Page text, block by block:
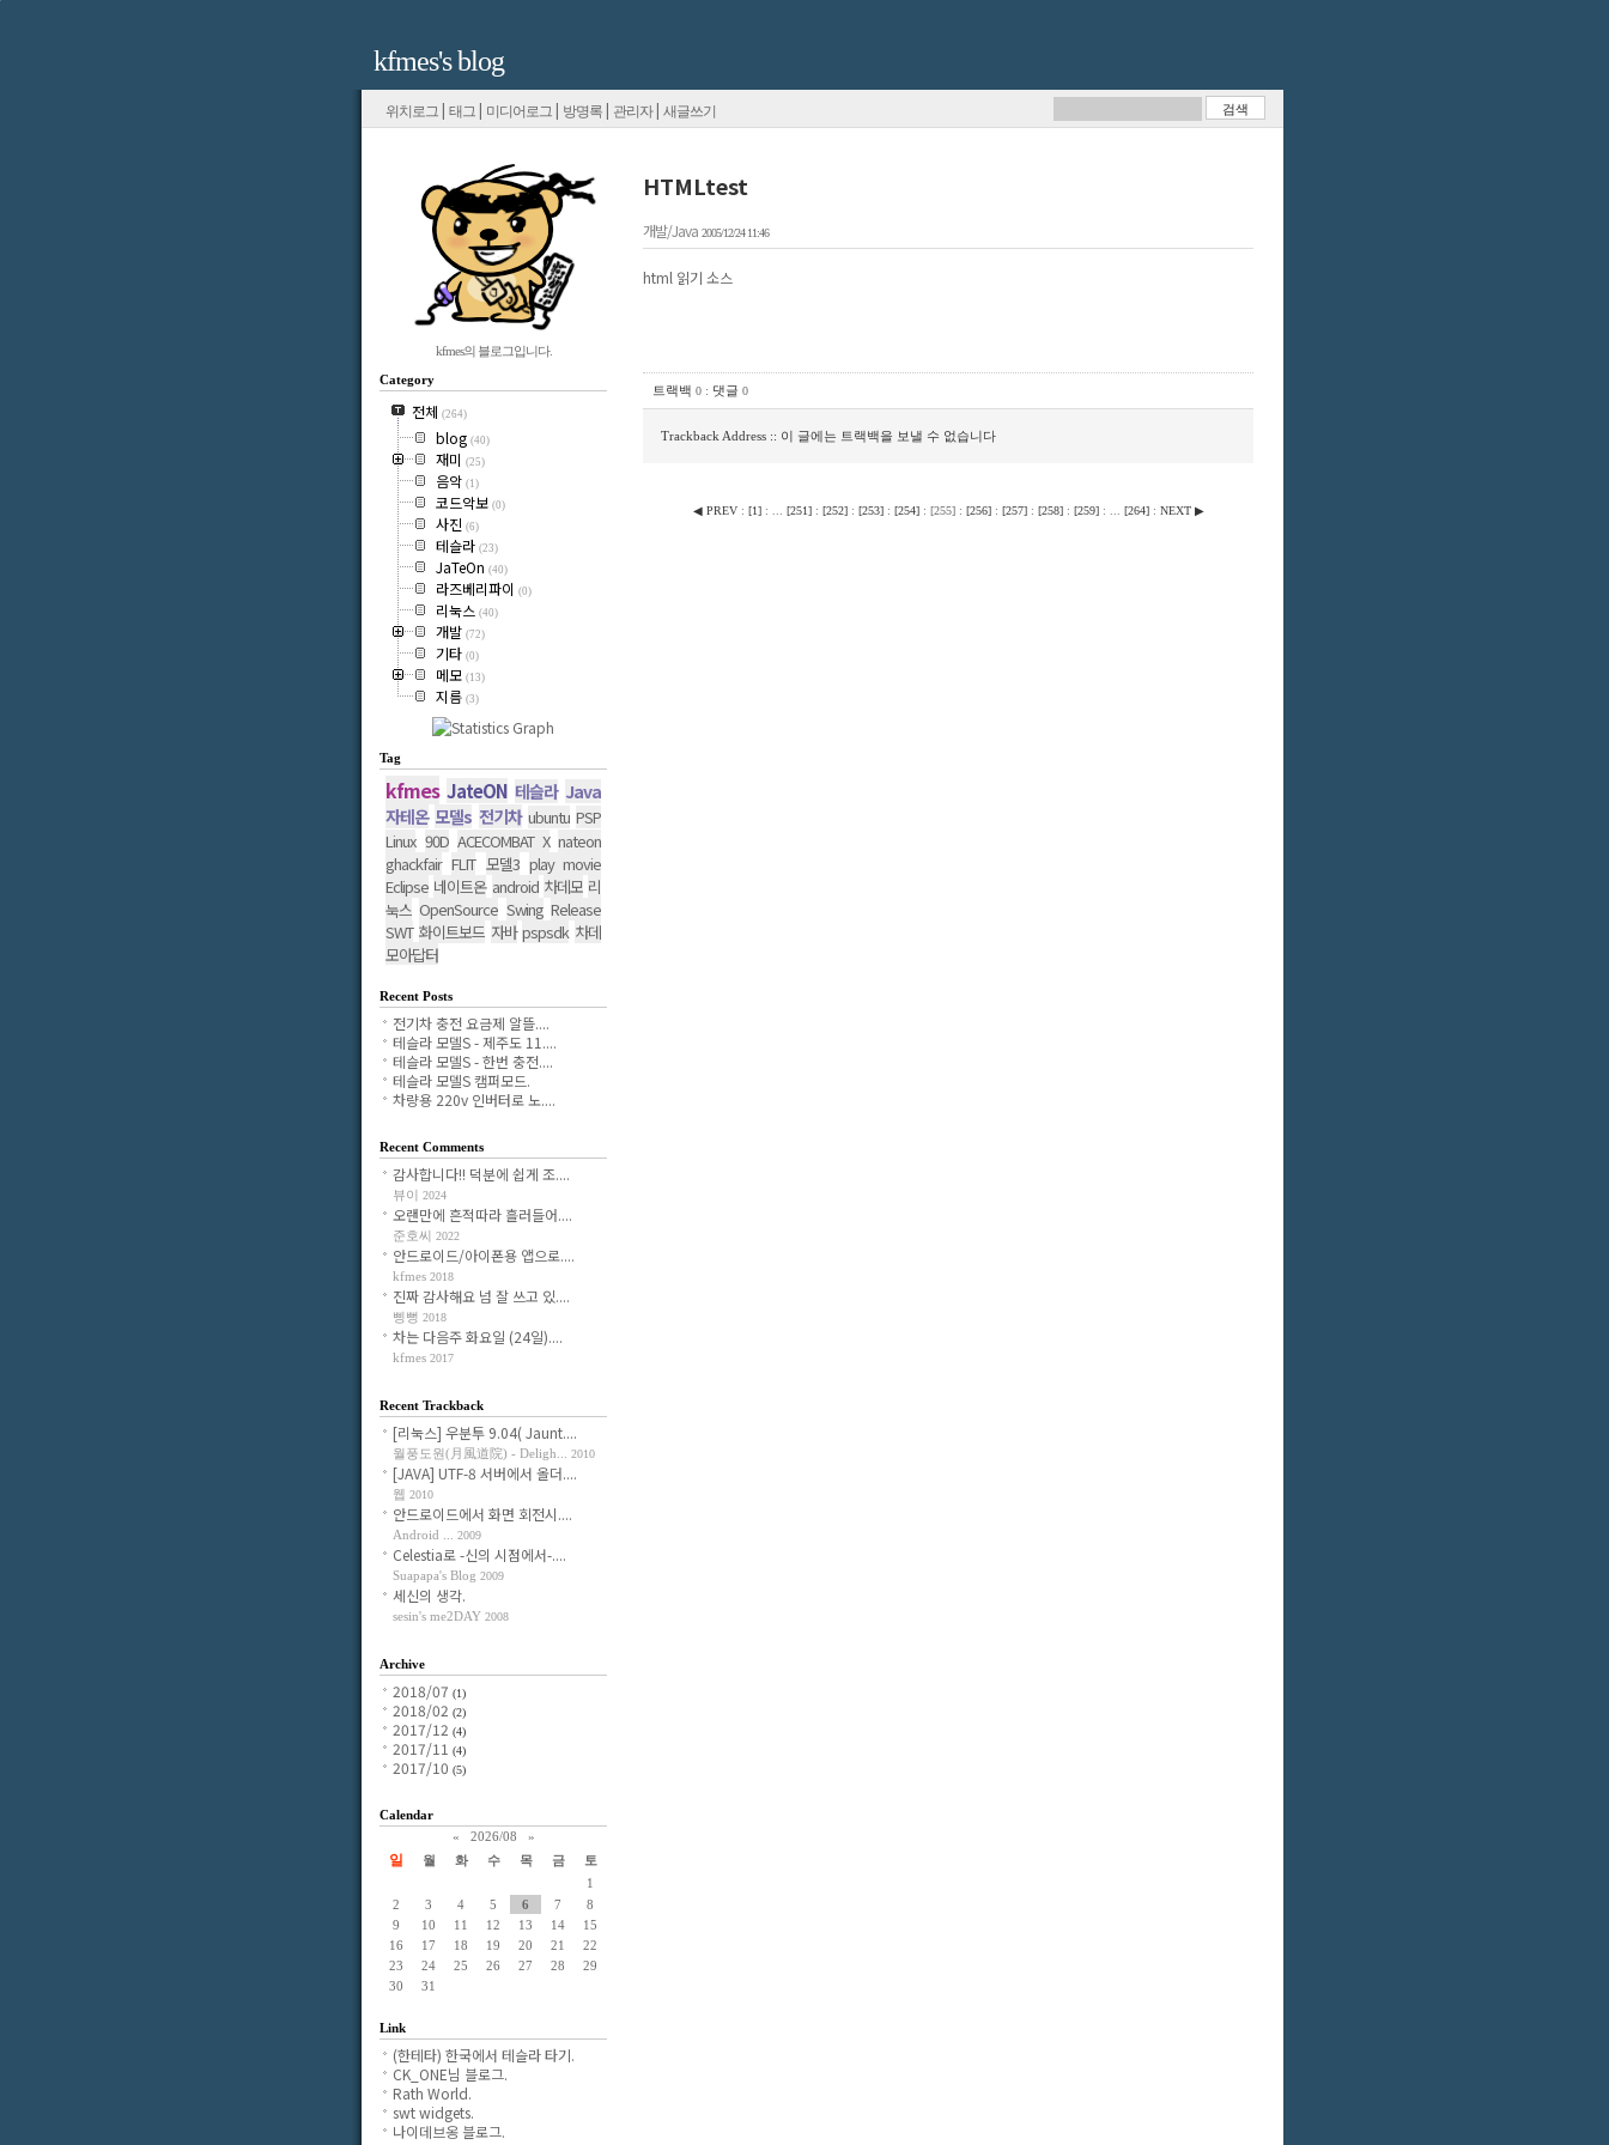
kfmes's blog
위치로그 | 태그 | 미디어로그 | 방명록 | 관리자| 새글쓰기
HTMLtest
개발/Java 2005/12/24 11:46
html 읽기 소스
트랙백 0 : 댓글 0
Trackback Address :: 이 글에는 트랙백을 보낼 수 없습니다
◀ PREV : [1]: [251]: [252]: [253]: [254]: [255]: [256]: [257]: [258]: [259]: [264]: NEXT ▶
kfmes의 블로그입니다.
Category
전체 (264)
blog (40)
재미 (25)
음악 (1)
코드악보 (0)
사진 (6)
테슬라 (23)
JaTeOn (40)
라즈베리파이 (0)
리눅스 (40)
개발 (72)
기타 (0)
메모 (13)
지름 (3)
Tag
kfmes JateON 테슬라 Java
자테온 모델s 전기차 ubuntu PSP
Linux 90D ACECOMBAT X nateon
ghackfair FLIT 모델3 play movie
Eclipse 네이트온 android 차데모 리
눅스 OpenSource Swing Release
SWT 화이트보드 자바 pspsdk 차데
모아답터
Recent Posts
전기차 충전 요금제 알뜰....
테슬라 모델S - 제주도 11....
테슬라 모델S - 한번 충전....
테슬라 모델S 캠퍼모드.
차량용 220v 인버터로 노....
Recent Comments
감사합니다!! 덕분에 쉽게 조....
뷰이 2024
오랜만에 흔적따라 흘러들어....
준호씨 2022
안드로이드/아이폰용 앱으로....
kfmes 2018
진짜 감사해요 넘 잘 쓰고 있....
삥뻥 2018
차는 다음주 화요일 (24일)....
kfmes 2017
Recent Trackback
[리눅스] 우분투 9.04( Jaunt....
월풍도원(月風道院) - Deligh... 2010
[JAVA] UTF-8 서버에서 올더....
웹 2010
안드로이드에서 화면 회전시....
Android ... 2009
Celestia로 -신의 시점에서-....
Suapapa's Blog 2009
세신의 생각.
sesin's me2DAY 2008
Archive
2018/07 (1)
2018/02 (2)
2017/12 (4)
2017/11 (4)
2017/10 (5)
Calendar
«
2026/08 »
일 월 화 수 목 금
토
1
2
3 4 5 6 7
8
9
10 11 12 13 14
15
16
17 18 19 20 21
22
23
24 25 26 27 28
29
30
31
Link
(한테타) 한국에서 테슬라 타기.
CK_ONE님 블로그.
Rath World.
swt widgets.
나이데브옹 블로그.